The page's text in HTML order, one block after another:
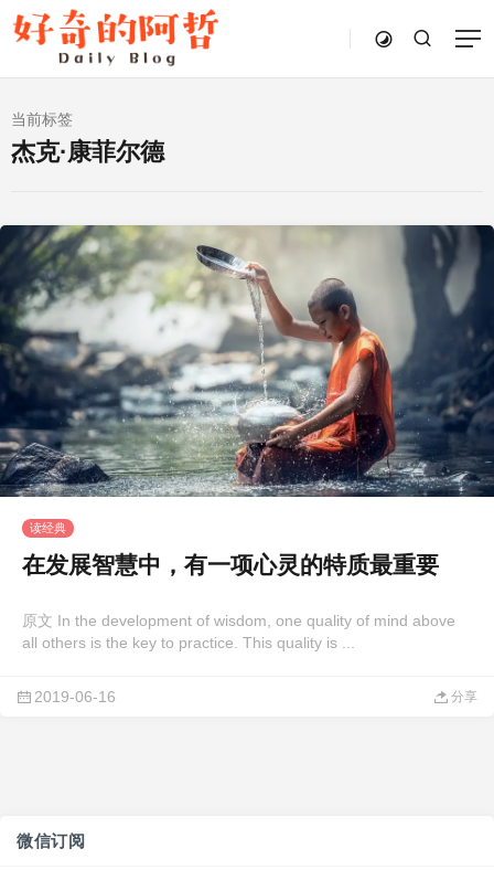
当前标签
杰克·康菲尔德
读经典
在发展智慧中，有一项心灵的特质最重要
原文 In the development of wisdom, one quality of mind above
all others is the key to practice. This quality is ...
2019-06-16 分享
微信订阅